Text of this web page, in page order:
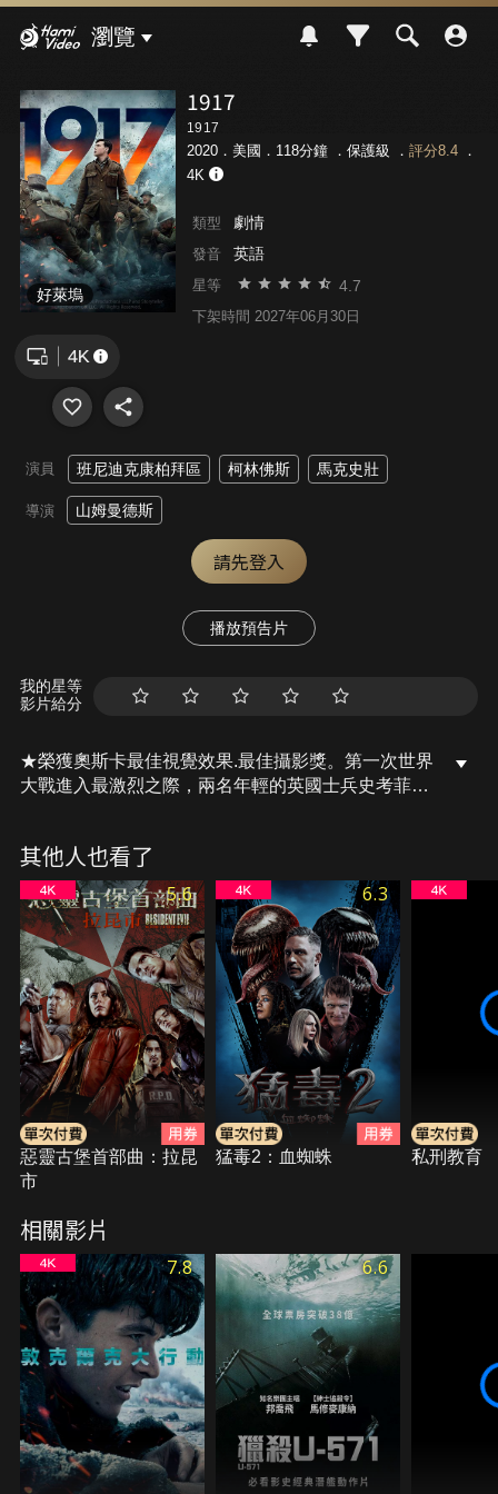
瀏覽
好萊塢
1917
1917
2020．美國．118分鐘 ． 保護級 ． 評分8.4．
4K
類型 劇情
發音 英語
星等 4.7
下架時間 2027年06月30日
演員 班尼迪克康柏拜區 柯林佛斯 馬克史壯
導演 山姆曼德斯
請先登入
播放預告片
我的星等
影片給分
★榮獲奧斯卡最佳視覺效果.最佳攝影獎。第一次世界
大戰進入最激烈之際，兩名年輕的英國士兵史考菲以
息，試圖阻止一場對數百名士兵的致命攻擊 － 其中
包括布雷克的親兄弟。
其他人也看了
5.6
惡靈古堡首部曲：拉昆
市
6.3
猛毒2：血蜘蛛 私刑教育
相關影片
7.8 6.6